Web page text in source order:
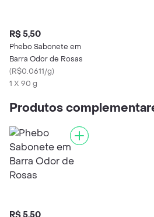
R$ 5,50
Phebo Sabonete em
Barra Odor de Rosas
(R$0.0611/g)
1 X 90 g
Produtos